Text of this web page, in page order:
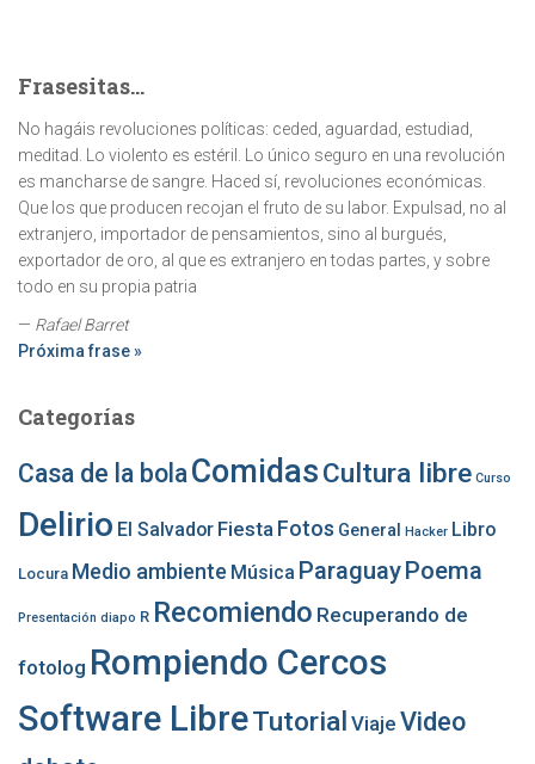
Frasesitas...
No hagáis revoluciones políticas: ceded, aguardad, estudiad,
meditad. Lo violento es estéril. Lo único seguro en una revolución
es mancharse de sangre. Haced sí, revoluciones económicas.
Que los que producen recojan el fruto de su labor. Expulsad, no al
extranjero, importador de pensamientos, sino al burgués,
exportador de oro, al que es extranjero en todas partes, y sobre
todo en su propia patria
— Rafael Barret
Próxima frase »
Categorías
Casa de la bola ComidasCultura libre Curso
Delirio El Salvador Fiesta Fotos General Hacker Libro
Locura Medio ambiente Música ParaguayPoema
Presentación diapo R Recomiendo Recuperando de
fotolog Rompiendo Cercos
Software LibreTutorial Viaje Video